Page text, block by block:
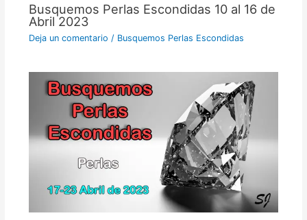
Busquemos Perlas Escondidas 10 al 16 de
Abril 2023
Deja un comentario / Busquemos Perlas Escondidas